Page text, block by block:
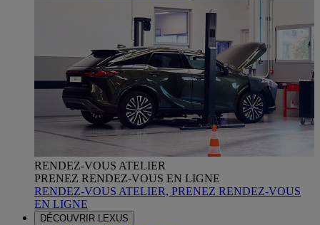
RENDEZ-VOUS ATELIER
PRENEZ RENDEZ-VOUS EN LIGNE
RENDEZ-VOUS ATELIER, PRENEZ RENDEZ-VOUS
EN LIGNE
DÉCOUVRIR LEXUS